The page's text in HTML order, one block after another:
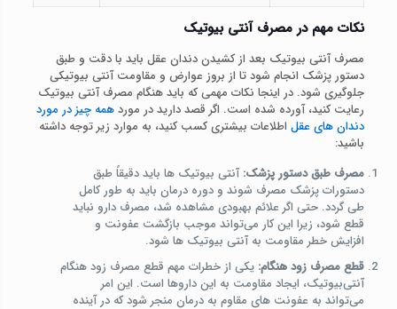
نکات مهم در مصرف آنتی‌ بیوتیک
مصرف آنتی‌ بیوتیک بعد از کشیدن دندان عقل باید با دقت و طبق
دستور پزشک انجام شود تا از بروز عوارض و مقاومت آنتی‌ بیوتیکی
جلوگیری شود. در اینجا نکات مهمی که باید هنگام مصرف آنتی‌ بیوتیک
رعایت کنید، آورده شده است. اگر قصد دارید در موردهمه چیز در مورد
دندان های عقلاطلاعات بیشتری کسب کنید، به موارد زیر توجه داشته
باشید:
مصرف طبق دستور پزشک:آنتی‌ بیوتیک‌ ها باید دقیقاً طبق
دستورات پزشک مصرف شوند و دوره درمان باید به طور کامل
طی گردد. حتی اگر علائم بهبودی مشاهده شد، مصرف دارو نباید
قطع شود، زیرا این کار می‌تواند موجب بازگشت عفونت و
افزایش خطر مقاومت به آنتی‌ بیوتیک‌ ها شود.
قطع مصرف زود هنگام: یکی از خطرات مهم قطع مصرف زود هنگام
آنتی‌بیوتیک، ایجاد مقاومت به این داروها است. این امر
می‌تواند به عفونت‌ های مقاوم به درمان منجر شود که در آینده